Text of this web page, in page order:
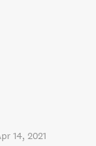
14, 2021